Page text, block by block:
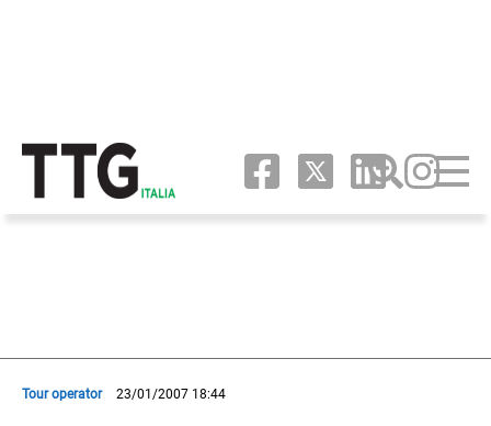
Tour operator 23/01/2007 18:44